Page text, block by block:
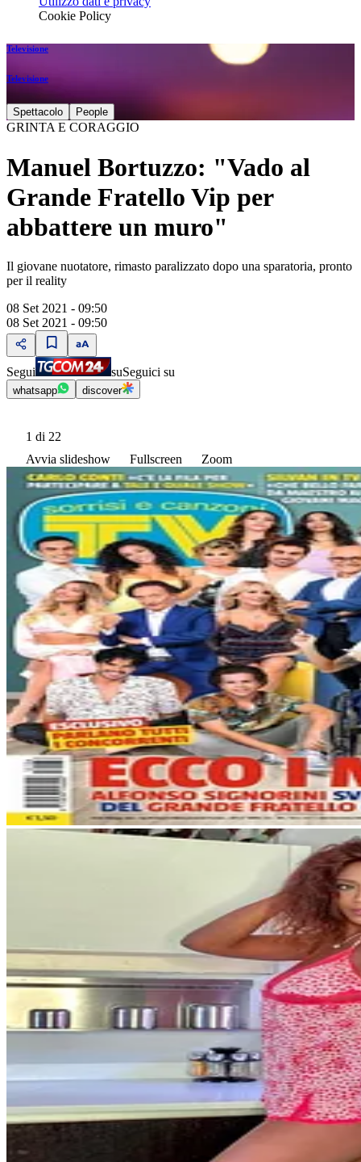
Cookie Policy
Televisione
Televisione
Spettacolo People
GRINTA E CORAGGIO
Manuel Bortuzzo: "Vado al
Grande Fratello Vip per
abbattere un muro"
Il giovane nuotatore, rimasto paralizzato dopo una sparatoria, pronto
per il reality
08 Set 2021 - 09:50
08 Set 2021 - 09:50
Segui suSeguici su
whatsapp discover
1 di 22
Avvia slideshow
Fullscreen Zoom